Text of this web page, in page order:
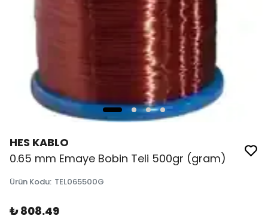
HES KABLO
0.65 mm Emaye Bobin Teli 500gr (gram)
Ürün Kodu: TEL065500G
₺ 808.49